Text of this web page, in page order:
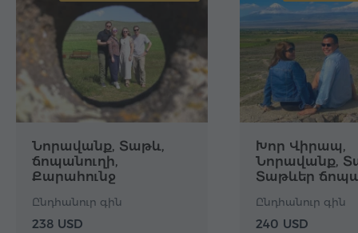
Նորավանք, Տաթև,
ճոպանուղի,
Քարահունջ
Ընդհանուր գին
238 USD
Խոր Վիրապ,
Նորավանք,
Տաթևեր
Ընդհանուր գին
240 USD